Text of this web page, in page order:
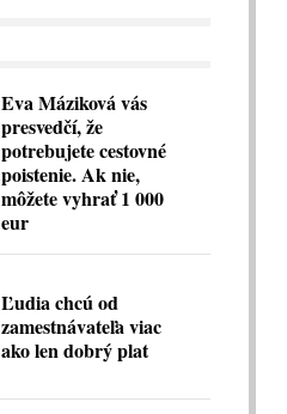
Eva Máziková vás
presvedčí, že
potrebujete cestovné
poistenie. Ak nie,
môžete vyhrať 1 000
eur
Ľudia chcú od
zamestnávateľa viac
ako len dobrý plat